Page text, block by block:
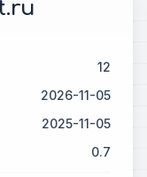
12
2026-11-05
2025-11-05
0.7